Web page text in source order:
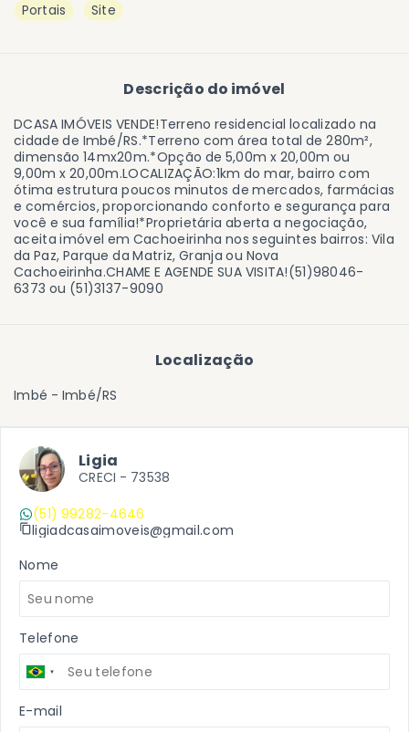
Portais Site
Descrição do imóvel
DCASA IMÓVEIS VENDE!Terreno residencial localizado na
cidade de Imbé/RS.*Terreno com área total de 280m²,
dimensão 14mx20m.*Opção de 5,00m x 20,00m ou
9,00m x 20,00m.LOCALIZAÇÃO:1km do mar, bairro com
ótima estrutura poucos minutos de mercados, farmácias
e comércios, proporcionando conforto e segurança para
você e sua família!*Proprietária aberta a negociação,
aceita imóvel em Cachoeirinha nos seguintes bairros: Vila
da Paz, Parque da Matriz, Granja ou Nova
Cachoeirinha.CHAME E AGENDE SUA VISITA!(51)98046-
6373 ou (51)3137-9090
Localização
Imbé - Imbé/RS
Ligia
CRECI - 73538
(51) 99282-4646
ligiadcasaimoveis@gmail.com
Nome
Telefone
E-mail